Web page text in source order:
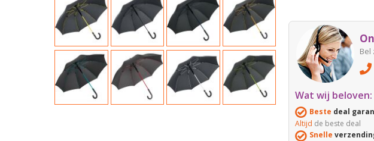
Bel
Wat wij beloven:
Beste deal
Altijd de beste deal
Snelle